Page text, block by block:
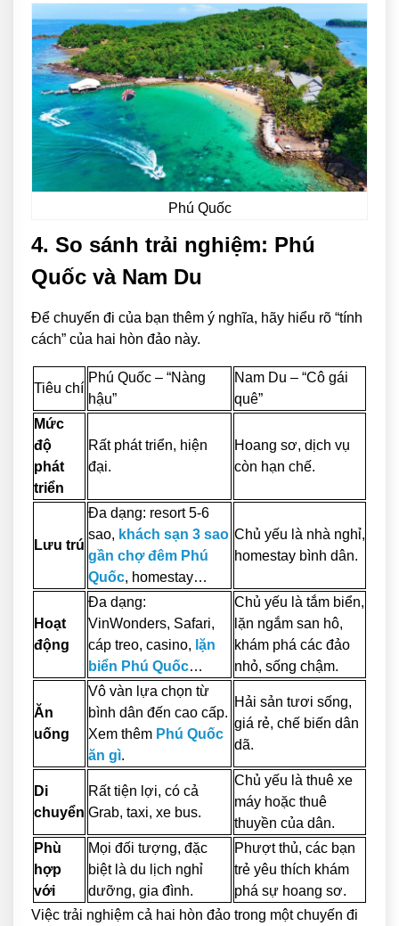
Phú Quốc
4. So sánh trải nghiệm: Phú
Quốc và Nam Du
Để chuyến đi của bạn thêm ý nghĩa, hãy hiểu rõ “tính
cách” của hai hòn đảo này.
Tiêu chí
Phú Quốc – “Nàng
hậu”
Nam Du – “Cô gái
quê”
Mức
độ
phát
triển
Rất phát triển, hiện
đại.
Hoang sơ, dịch vụ
còn hạn chế.
Lưu trú
Đa dạng: resort 5-6
sao, khách sạn 3 sao
gần chợ đêm Phú
Quốc, homestay…
Chủ yếu là nhà nghỉ,
homestay bình dân.
Hoạt
động
Đa dạng:
VinWonders, Safari,
cáp treo, casino, lặn
biển Phú Quốc…
Chủ yếu là tắm biển,
lặn ngắm san hô,
khám phá các đảo
nhỏ, sống chậm.
Ăn
uống
Vô vàn lựa chọn từ
bình dân đến cao cấp.
Xem thêm Phú Quốc
ăn gì.
Hải sản tươi sống,
giá rẻ, chế biến dân
dã.
Di
chuyển
Rất tiện lợi, có cả
Grab, taxi, xe bus.
Chủ yếu là thuê xe
máy hoặc thuê
thuyền của dân.
Phù
hợp
với
Mọi đối tượng, đặc
biệt là du lịch nghỉ
dưỡng, gia đình.
Phượt thủ, các bạn
trẻ yêu thích khám
phá sự hoang sơ.
Việc trải nghiệm cả hai hòn đảo trong một chuyến đi